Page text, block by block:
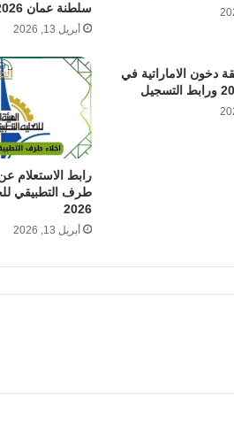
سلطنة عمان 2026
أبريل 13, 2026
دخون الاماراتية في
رابط الاستعلام
طرف التطبيقي
2026
أبريل 13, 2026